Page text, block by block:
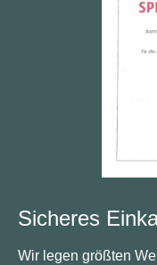
Sicheres
Wir legen größten